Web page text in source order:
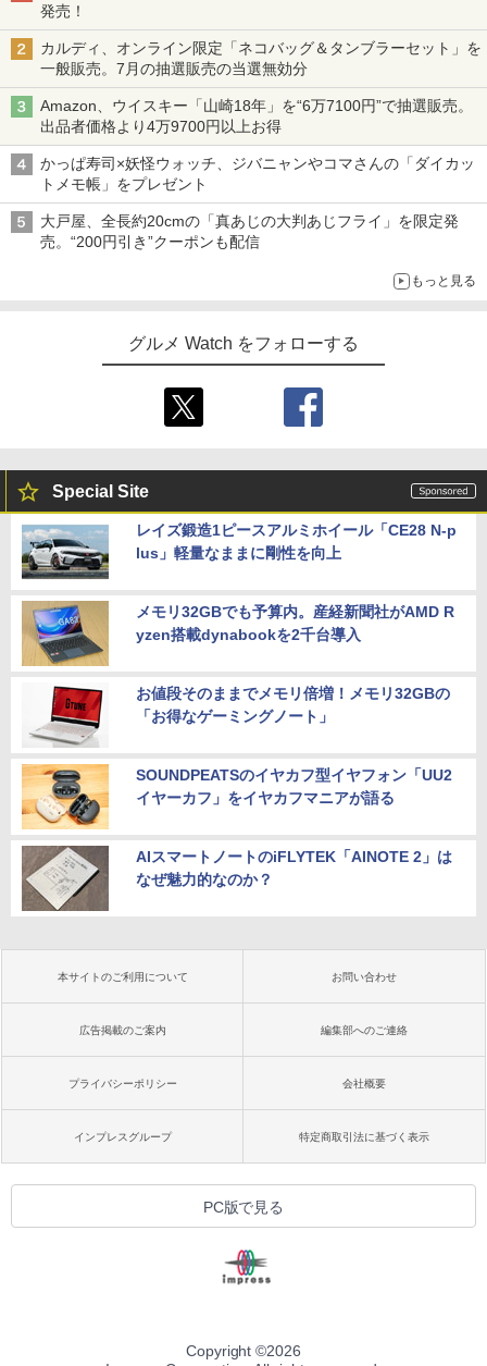
発売！
カルディ、オンライン限定「ネコバッグ＆タンブラーセット」を
一般販売。7月の抽選販売の当選無効分
Amazon、ウイスキー「山崎18年」を“6万7100円”で抽選販売。
出品者価格より4万9700円以上お得
かっぱ寿司×妖怪ウォッチ、ジバニャンやコマさんの「ダイカッ
トメモ帳」をプレゼント
大戸屋、全長約20cmの「真あじの大判あじフライ」を限定発
売。“200円引き”クーポンも配信
もっと見る
グルメ Watch をフォローする
Special Site
レイズ鍛造1ピースアルミホイール「CE28 N-p
lus」軽量なままに剛性を向上
メモリ32GBでも予算内。産経新聞社がAMD R
yzen搭載dynabookを2千台導入
お値段そのままでメモリ倍増！メモリ32GBの
「お得なゲーミングノート」
SOUNDPEATSのイヤカフ型イヤフォン「UU2
イヤーカフ」をイヤカフマニアが語る
AIスマートノートのiFLYTEK「AINOTE 2」は
なぜ魅力的なのか？
本サイトのご利用について お問い合わせ
広告掲載のご案内 編集部へのご連絡
プライバシーポリシー 会社概要
インプレスグループ 特定商取引法に基づく表示
PC版で見る
Copyright ©2026